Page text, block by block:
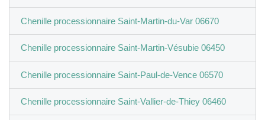
Chenille processionnaire Saint-Martin-du-Var 06670
Chenille processionnaire Saint-Martin-Vésubie 06450
Chenille processionnaire Saint-Paul-de-Vence 06570
Chenille processionnaire Saint-Vallier-de-Thiey 06460